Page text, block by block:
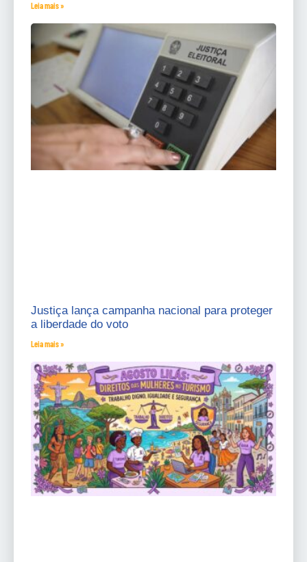
Leia mais »
Justiça lança campanha nacional para proteger
a liberdade do voto
Leia mais »